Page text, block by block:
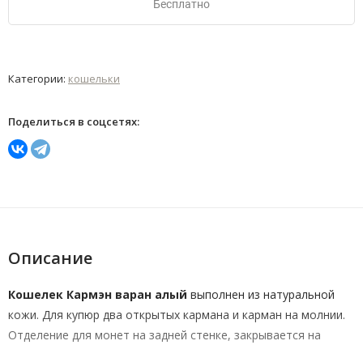
Бесплатно
Категории: кошельки
Поделиться в соцсетях:
Описание
Кошелек Кармэн варан алый выполнен из натуральной
кожи. Для купюр два открытых кармана и карман на молнии.
Отделение для монет на задней стенке, закрывается на